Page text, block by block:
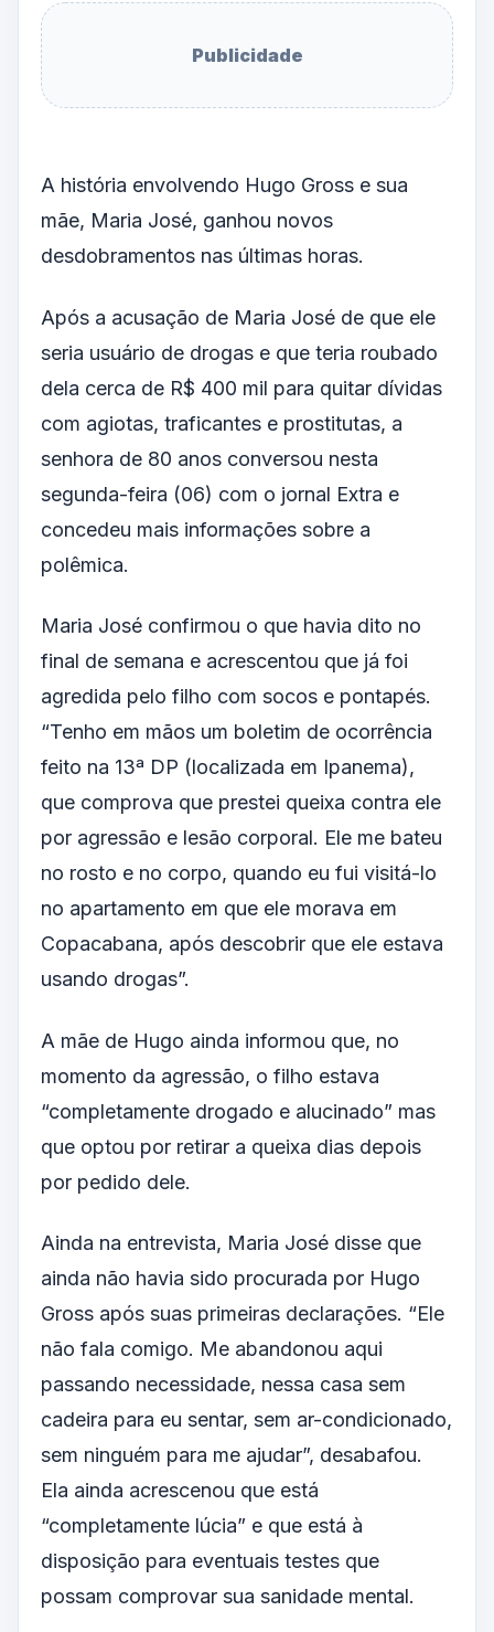
Publicidade
A história envolvendo Hugo Gross e sua
mãe, Maria José, ganhou novos
desdobramentos nas últimas horas.
Após a acusação de Maria José de que ele
seria usuário de drogas e que teria roubado
dela cerca de R$ 400 mil para quitar dívidas
com agiotas, traficantes e prostitutas, a
senhora de 80 anos conversou nesta
segunda-feira (06) com o jornal Extra e
concedeu mais informações sobre a
polêmica.
Maria José confirmou o que havia dito no
final de semana e acrescentou que já foi
agredida pelo filho com socos e pontapés.
“Tenho em mãos um boletim de ocorrência
feito na 13ª DP (localizada em Ipanema),
que comprova que prestei queixa contra ele
por agressão e lesão corporal. Ele me bateu
no rosto e no corpo, quando eu fui visitá-lo
no apartamento em que ele morava em
Copacabana, após descobrir que ele estava
usando drogas”.
A mãe de Hugo ainda informou que, no
momento da agressão, o filho estava
“completamente drogado e alucinado” mas
que optou por retirar a queixa dias depois
por pedido dele.
Ainda na entrevista, Maria José disse que
ainda não havia sido procurada por Hugo
Gross após suas primeiras declarações. “Ele
não fala comigo. Me abandonou aqui
passando necessidade, nessa casa sem
cadeira para eu sentar, sem ar-condicionado,
sem ninguém para me ajudar”, desabafou.
Ela ainda acrescenou que está
“completamente lúcia” e que está à
disposição para eventuais testes que
possam comprovar sua sanidade mental.